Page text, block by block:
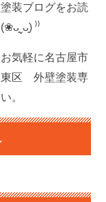
装ブログをお読
⁾⁾
気軽に名古屋市
東区 外壁塗装専
。